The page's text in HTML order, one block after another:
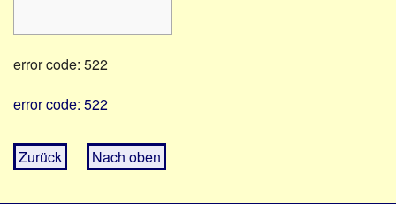
error code: 522
error code: 522
Zurück Nach oben